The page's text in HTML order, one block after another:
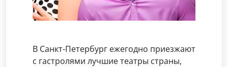
В Санкт-Петербург ежегодно приезжают
с гастролями лучшие театры страны,